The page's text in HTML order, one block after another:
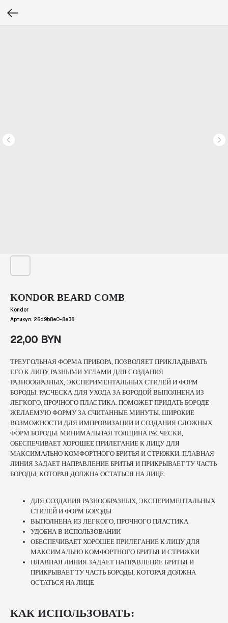
KONDOR BEARD COMB
Kondor
Артикул: 26d9b8e0-8e38
22,00 BYN
ТРЕУГОЛЬНАЯ ФОРМА ПРИБОРА, ПОЗВОЛЯЕТ ПРИКЛАДЫВАТЬ
ЕГО К ЛИЦУ РАЗНЫМИ УГЛАМИ ДЛЯ СОЗДАНИЯ
РАЗНООБРАЗНЫХ, ЭКСПЕРИМЕНТАЛЬНЫХ СТИЛЕЙ И ФОРМ
БОРОДЫ. РАСЧЕСКА ДЛЯ УХОДА ЗА БОРОДОЙ ВЫПОЛНЕНА ИЗ
ЛЕГКОГО, ПРОЧНОГО ПЛАСТИКА. ПОМОЖЕТ ПРИДАТЬ БОРОДЕ
ЖЕЛАЕМУЮ ФОРМУ ЗА СЧИТАННЫЕ МИНУТЫ. ШИРОКИЕ
ВОЗМОЖНОСТИ ДЛЯ ИМПРОВИЗАЦИИ И СОЗДАНИЯ СЛОЖНЫХ
ФОРМ БОРОДЫ. МИНИМАЛЬНАЯ ТОЛЩИНА РАСЧЕСКИ,
ОБЕСПЕЧИВАЕТ ХОРОШЕЕ ПРИЛЕГАНИЕ К ЛИЦУ ДЛЯ
МАКСИМАЛЬНО КОМФОРТНОГО БРИТЬЯ И СТРИЖКИ. ПЛАВНАЯ
ЛИНИЯ ЗАДАЕТ НАПРАВЛЕНИЕ БРИТЬЯ И ПРИКРЫВАЕТ ТУ ЧАСТЬ
БОРОДЫ, КОТОРАЯ ДОЛЖНА ОСТАТЬСЯ НА ЛИЦЕ.
ДЛЯ СОЗДАНИЯ РАЗНООБРАЗНЫХ, ЭКСПЕРИМЕНТАЛЬНЫХ
СТИЛЕЙ И ФОРМ БОРОДЫ
ВЫПОЛНЕНА ИЗ ЛЕГКОГО, ПРОЧНОГО ПЛАСТИКА
УДОБНА В ИСПОЛЬЗОВАНИИ
ОБЕСПЕЧИВАЕТ ХОРОШЕЕ ПРИЛЕГАНИЕ К ЛИЦУ ДЛЯ
МАКСИМАЛЬНО КОМФОРТНОГО БРИТЬЯ И СТРИЖКИ
ПЛАВНАЯ ЛИНИЯ ЗАДАЕТ НАПРАВЛЕНИЕ БРИТЬЯ И
ПРИКРЫВАЕТ ТУ ЧАСТЬ БОРОДЫ, КОТОРАЯ ДОЛЖНА
ОСТАТЬСЯ НА ЛИЦЕ
КАК ИСПОЛЬЗОВАТЬ: